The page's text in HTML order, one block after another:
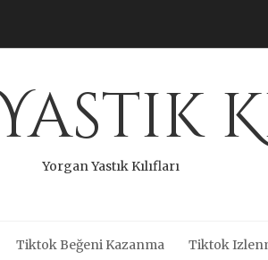
Yorgan Yastık Kılıfları
Tiktok Beğeni Kazanma Tiktok